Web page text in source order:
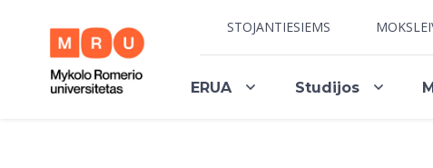
STOJANTIESIEMS
ERUA Studijos